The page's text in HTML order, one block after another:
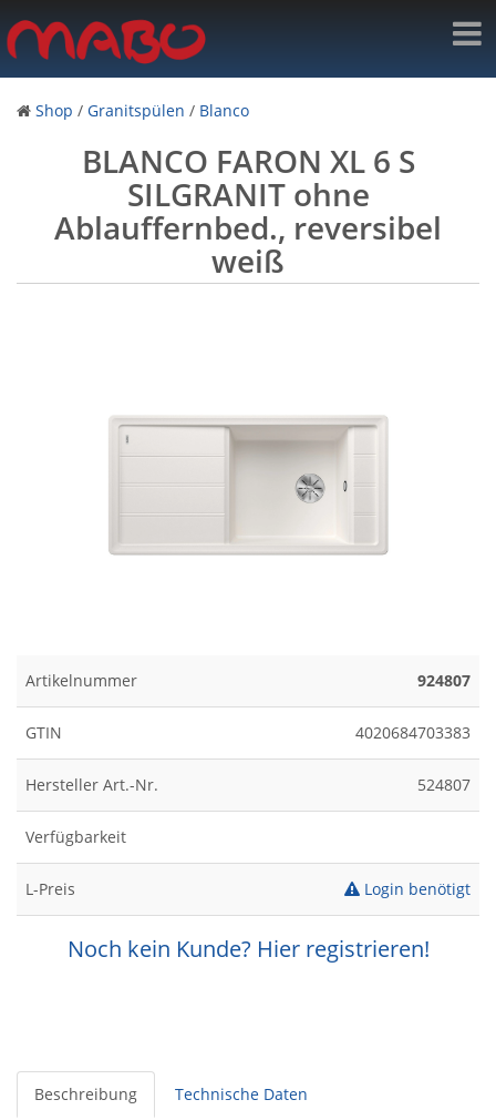
Shop / Granitspülen / Blanco
BLANCO FARON XL 6 S
SILGRANIT ohne
Ablauffernbed., reversibel
weiß
Artikelnummer 924807
GTIN 4020684703383
Hersteller Art.-Nr. 524807
Verfügbarkeit
L-Preis Login benötigt
Noch kein Kunde? Hier registrieren!
Beschreibung Technische Daten